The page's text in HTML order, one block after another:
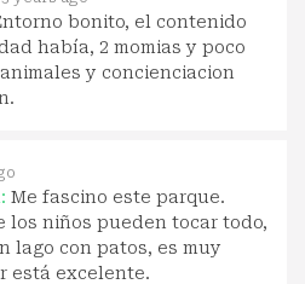
bonito, el contenido
había, 2 momias y poco
y concienciacion
Me fascino este parque.
los niños pueden tocar todo,
lago con patos, es muy
está excelente.